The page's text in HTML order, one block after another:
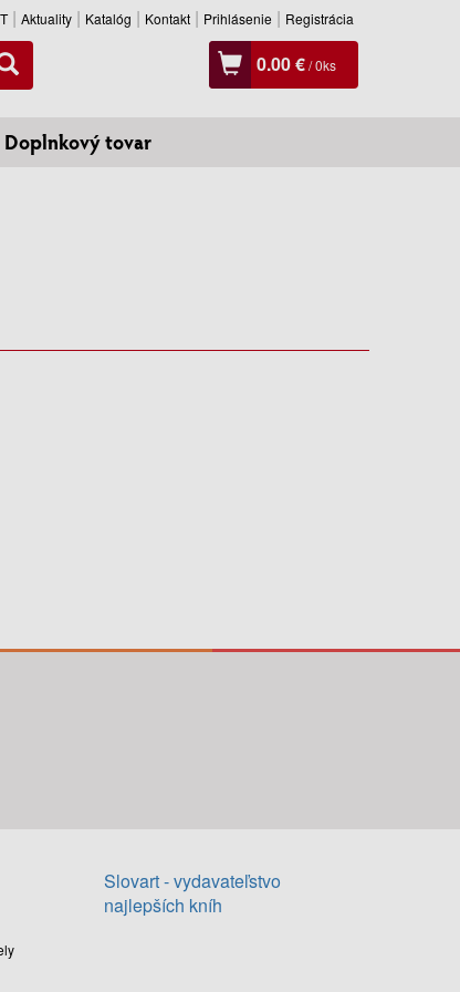
Aktuality Katalóg Kontakt Prihlásenie Registrácia
0.00 €/0ks
Doplnkový tovar
Slovart - vydavateľstvo
najlepších kníh